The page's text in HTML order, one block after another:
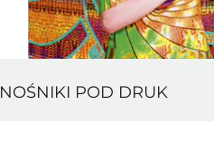
NOŚNIKI POD DRUK